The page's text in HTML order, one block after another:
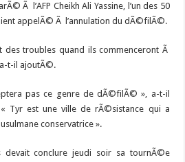
Ã l’AFP Cheikh Ali Yassine, l’un des 50
appelÃ© Ã l’annulation du dÃ©filÃ©.
des troubles quand ils commenceront Ã
a-t-il ajoutÃ©.
pas ce genre de dÃ©filÃ© », a-t-il
Tyr est une ville de rÃ©sistance qui a
conservatrice ».
devait conclure jeudi soir sa tournÃ©e